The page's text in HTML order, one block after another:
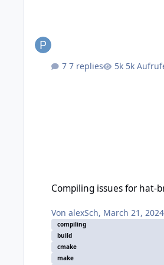
7 replies 5k
Compiling issues for hat-
VonalexSch, March 21,
compiling
build
cmake
make